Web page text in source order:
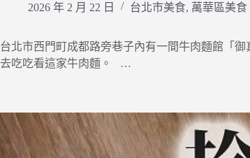
2026 年 2 月 22 日 台北市美食, 萬華區美食
台北市西門町成都路旁巷子內有一間牛肉麵館「
去吃吃看這家牛肉麵。 …